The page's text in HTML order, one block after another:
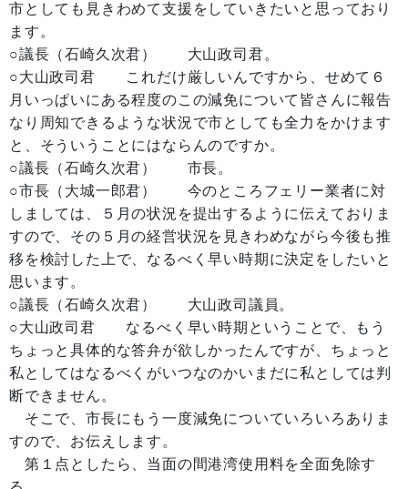
市としても見きわめて支援をしていきたいと思っており
ます。
○議長（石崎久次君） 大山政司君。
○大山政司君 これだけ厳しいんですから、せめて６
月いっぱいにある程度のこの減免について皆さんに報告
なり周知できるような状況で市としても全力をかけます
と、そういうことにはならんのですか。
○議長（石崎久次君） 市長。
○市長（大城一郎君） 今のところフェリー業者に対
しましては、５月の状況を提出するように伝えておりま
すので、その５月の経営状況を見きわめながら今後も推
移を検討した上で、なるべく早い時期に決定をしたいと
思います。
○議長（石崎久次君） 大山政司議員。
○大山政司君 なるべく早い時期ということで、もう
ちょっと具体的な答弁が欲しかったんですが、ちょっと
私としてはなるべくがいつなのかいまだに私としては判
断できません。
そこで、市長にもう一度減免についていろいろありま
すので、お伝えします。
第１点としたら、当面の間港湾使用料を全面免除す